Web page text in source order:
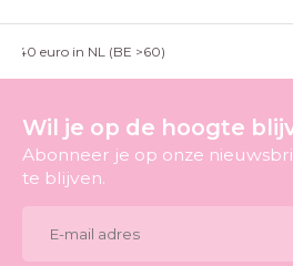
>40 euro in NL (BE >60)
Wil je op de hoogte
Abonneer je op onze
te blijven.